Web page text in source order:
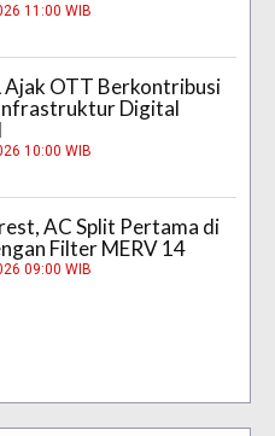
11:00 WIB
Ajak OTT Berkontribusi
Digital
10:00 WIB
AC Split Pertama di
Filter MERV 14
09:00 WIB